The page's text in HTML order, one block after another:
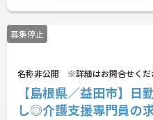
募集停止
名称非公開 ※詳細はお問合せくだ
【島根県／益田市】日
し◎介護支援専門員の